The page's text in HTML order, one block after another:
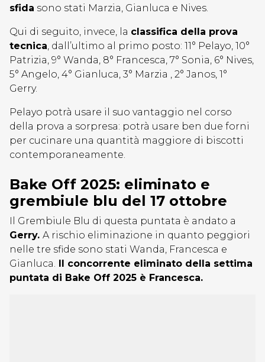
sfida sono stati Marzia, Gianluca e Nives.
Qui di seguito, invece, la classifica della prova
tecnica, dall’ultimo al primo posto: 11° Pelayo, 10°
Patrizia, 9° Wanda, 8° Francesca, 7° Sonia, 6° Nives,
5° Angelo, 4° Gianluca, 3° Marzia , 2° Janos, 1°
Gerry.
Pelayo potrà usare il suo vantaggio nel corso
della prova a sorpresa: potrà usare ben due forni
per cucinare una quantità maggiore di biscotti
contemporaneamente.
Bake Off 2025: eliminato e
grembiule blu del 17 ottobre
Il Grembiule Blu di questa puntata è andato a
Gerry. A rischio eliminazione in quanto peggiori
nelle tre sfide sono stati Wanda, Francesca e
Gianluca. Il concorrente eliminato della settima
puntata di Bake Off 2025 è Francesca.